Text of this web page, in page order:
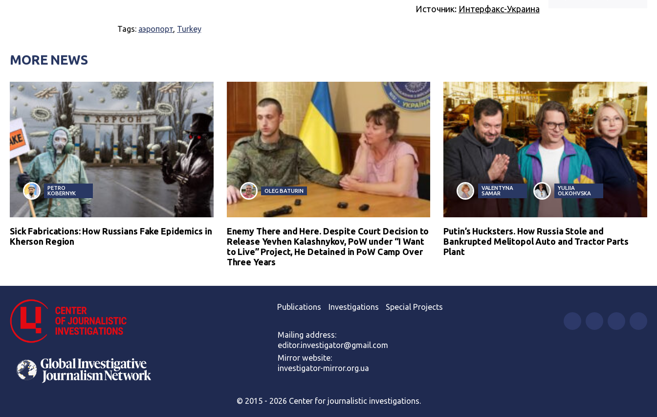
Источник: Интерфакс-Украина
Tags: аэропорт, Turkey
MORE NEWS
PETRO
KOBERNYK
Sick Fabrications: How Russians Fake Epidemics in
Kherson Region
OLEG BATURIN
Enemy There and Here. Despite Court Decision to
Release Yevhen Kalashnykov, PoW under “I Want
to Live” Project, He Detained in PoW Camp Over
Three Years
VALENTYNA
SAMAR
YULIIA
OLKOHVSKA
Putin’s Hucksters. How Russia Stole and
Bankrupted Melitopol Auto and Tractor Parts
Plant
Publications Investigations Special Projects
Mailing address:
editor.investigator@gmail.com
Mirror website:
investigator-mirror.org.ua
© 2015 - 2026 Center for journalistic investigations.